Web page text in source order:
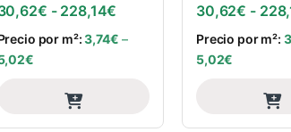
desde 30,62€ hasta 228,14€
€ - 228,14€ Rango de precios:
por m²:3,74€ –
€
30,62€ -
Precio por m²:
5,02€